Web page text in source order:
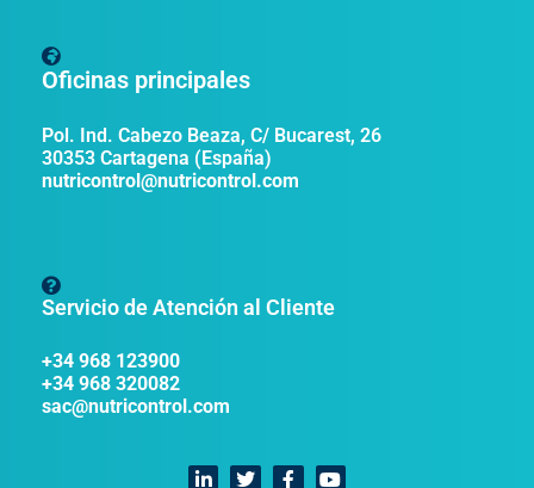
Oficinas principales
Pol. Ind. Cabezo Beaza, C/ Bucarest, 26
30353 Cartagena (España)
nutricontrol@nutricontrol.com
Servicio de Atención al Cliente
+34 968 123900
+34 968 320082
sac@nutricontrol.com